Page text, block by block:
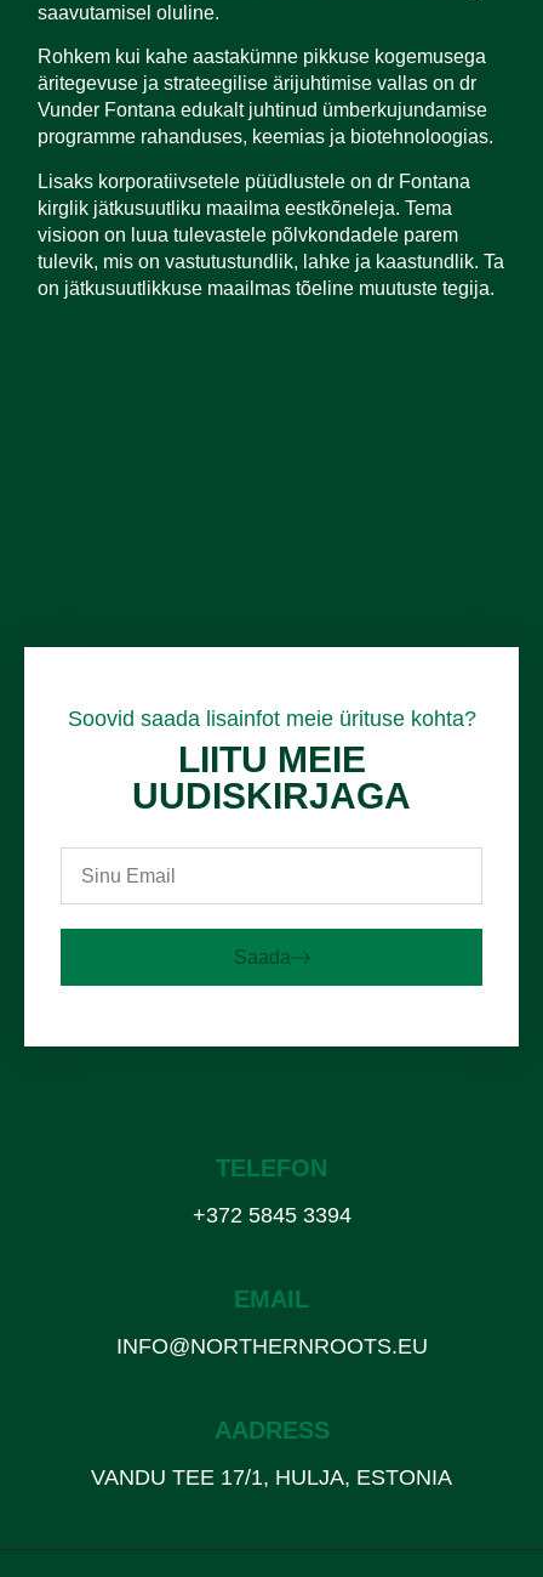
saavutamisel oluline.
Rohkem kui kahe aastakümne pikkuse kogemusega
äritegevuse ja strateegilise ärijuhtimise vallas on dr
Vunder Fontana edukalt juhtinud ümberkujundamise
programme rahanduses, keemias ja biotehnoloogias.
Lisaks korporatiivsetele püüdlustele on dr Fontana
kirglik jätkusuutliku maailma eestkõneleja. Tema
visioon on luua tulevastele põlvkondadele parem
tulevik, mis on vastutustundlik, lahke ja kaastundlik. Ta
on jätkusuutlikkuse maailmas tõeline muutuste tegija.
Soovid saada lisainfot meie ürituse kohta?
LIITU MEIE
UUDISKIRJAGA
Saada
TELEFON
+372 5845 3394
EMAIL
INFO@NORTHERNROOTS.EU
AADRESS
VANDU TEE 17/1, HULJA, ESTONIA